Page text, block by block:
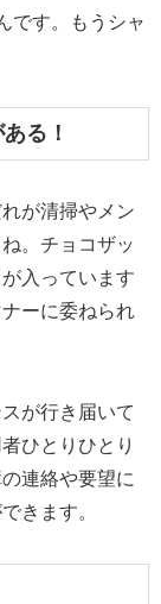
です。もうシャ
る！
が清掃やメン
。チョコザッ
入っています
ーに委ねられ
が行き届いて
ひとりひとり
連絡や要望に
きます。